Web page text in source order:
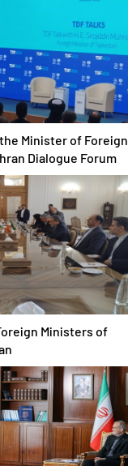
Minister of Foreign
Dialogue Forum
Ministers of